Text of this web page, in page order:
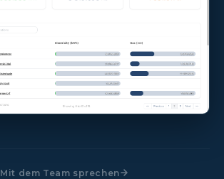
Mit dem Team sprechen